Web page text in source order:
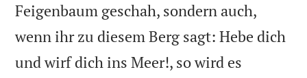
Feigenbaum geschah, sondern auch,
wenn ihr zu diesem Berg sagt: Hebe dich
und wirf dich ins Meer!, so wird es